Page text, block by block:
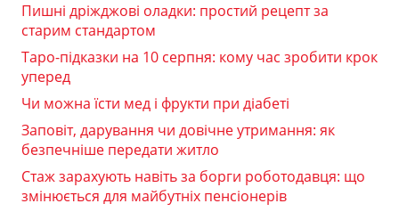
Пишні дріжджові оладки: простий рецепт за
старим стандартом
Таро-підказки на 10 серпня: кому час зробити крок
уперед
Чи можна їсти мед і фрукти при діабеті
Заповіт, дарування чи довічне утримання: як
безпечніше передати житло
Стаж зарахують навіть за борги роботодавця: що
змінюється для майбутніх пенсіонерів